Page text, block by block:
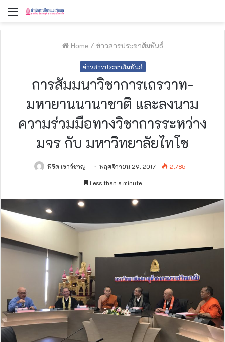
Menu
Home / ข่าวสารประชาสัมพันธ์
ข่าวสารประชาสัมพันธ์
การสัมมนาวิชาการเถรวาท-
มหายานนานาชาติ และลงนาม
ความร่วมมือทางวิชาการระหว่าง
มจร กับ มหาวิทยาลัยไทโช
พิชิต เชาว์ชาญ พฤศจิกายน 29, 2017
2,785
Less than a minute